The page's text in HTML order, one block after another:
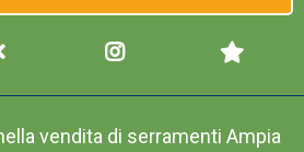
vendita di serramenti Ampia